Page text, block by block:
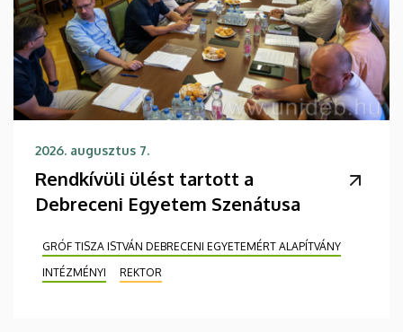
2026. augusztus 7.
Rendkívüli ülést tartott a
Debreceni Egyetem Szenátusa
GRÓF TISZA ISTVÁN DEBRECENI EGYETEMÉRT ALAPÍTVÁNY
INTÉZMÉNYI
REKTOR